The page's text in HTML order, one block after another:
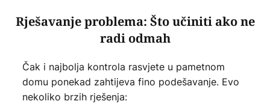
Rješavanje problema: Što učiniti ako ne
radi odmah
Čak i najbolja kontrola rasvjete u pametnom
domu ponekad zahtijeva fino podešavanje. Evo
nekoliko brzih rješenja: